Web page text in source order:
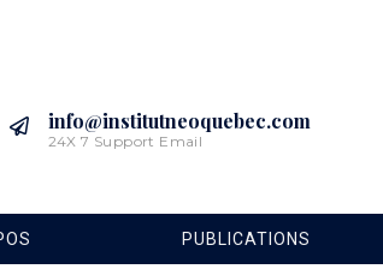
info@institutneoquebec.com
24X 7 Support Email
PUBLICATIONS